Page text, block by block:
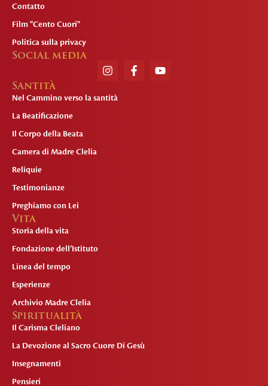
Contatto
Film "Cento Cuori"
Politica sulla privacy
Social media
Santità
Nel Cammino verso la santità
La Beatificazione
Il Corpo della Beata
Camera di Madre Clelia
Reliquie
Testimonianze
Preghiamo con Lei
Vita
Storia della vita
Fondazione dell’Istituto
Linea del tempo
Esperienze
Archivio Madre Clelia
Spiritualità
Il Carisma Cleliano
La Devozione al Sacro Cuore Di Gesù
Insegnamenti
Pensieri